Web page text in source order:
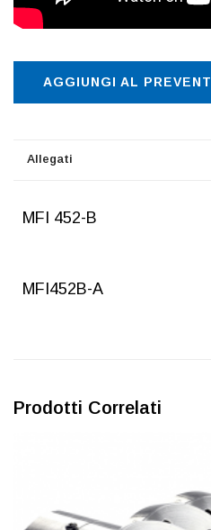
AGGIUNGI AL
Allegati
MFI 452-B
MFI452B-A
Prodotti Correlati